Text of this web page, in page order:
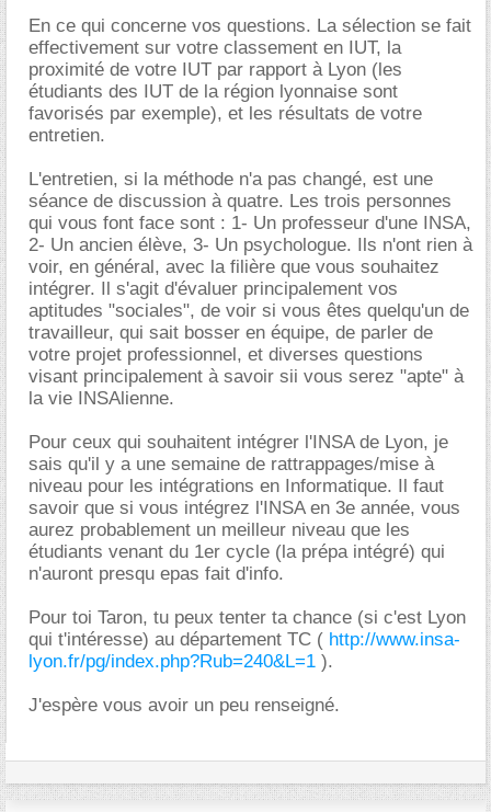
En ce qui concerne vos questions. La sélection se fait
effectivement sur votre classement en IUT, la
proximité de votre IUT par rapport à Lyon (les
étudiants des IUT de la région lyonnaise sont
favorisés par exemple), et les résultats de votre
entretien.
L'entretien, si la méthode n'a pas changé, est une
séance de discussion à quatre. Les trois personnes
qui vous font face sont : 1- Un professeur d'une INSA,
2- Un ancien élève, 3- Un psychologue. Ils n'ont rien à
voir, en général, avec la filière que vous souhaitez
intégrer. Il s'agit d'évaluer principalement vos
aptitudes "sociales", de voir si vous êtes quelqu'un de
travailleur, qui sait bosser en équipe, de parler de
votre projet professionnel, et diverses questions
visant principalement à savoir sii vous serez "apte" à
la vie INSAlienne.
Pour ceux qui souhaitent intégrer l'INSA de Lyon, je
sais qu'il y a une semaine de rattrappages/mise à
niveau pour les intégrations en Informatique. Il faut
savoir que si vous intégrez l'INSA en 3e année, vous
aurez probablement un meilleur niveau que les
étudiants venant du 1er cycle (la prépa intégré) qui
n'auront presqu epas fait d'info.
Pour toi Taron, tu peux tenter ta chance (si c'est Lyon
qui t'intéresse) au département TC ( http://www.insa-
lyon.fr/pg/index.php?Rub=240&L=1 ).
J'espère vous avoir un peu renseigné.